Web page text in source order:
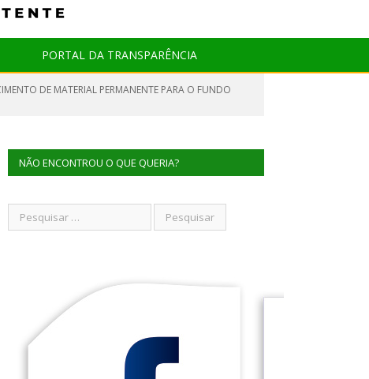
PORTAL DA TRANSPARÊNCIA
DE MATERIAL PERMANENTE PARA O FUNDO
NÃO ENCONTROU O QUE QUERIA?